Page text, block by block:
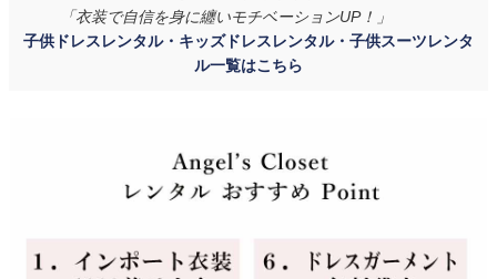
「衣装で自信を身に纏いモチベーションUP！」
子供ドレスレンタル・キッズドレスレンタル・子供スーツレンタ
ル一覧はこちら